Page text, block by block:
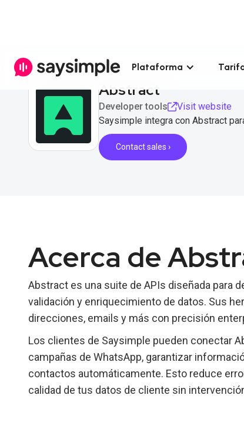
Plataforma
Abstract
Developer tools
Visit website
Saysimple integra con Abstract
Contact sales ›
Acerca de
Abstract es una suite de APIs diseñada para
validación y enriquecimiento de datos. Sus
direcciones, emails y más con precisión
Los clientes de Saysimple pueden conectar
campañas de WhatsApp, garantizar
contactos automáticamente. Esto reduce
calidad de tus datos de cliente sin